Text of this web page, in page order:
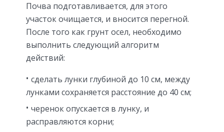
Почва подготавливается, для этого
участок очищается, и вносится перегной.
После того как грунт осел, необходимо
выполнить следующий алгоритм
действий:
сделать лунки глубиной до 10 см, между
лунками сохраняется расстояние до 40 см;
черенок опускается в лунку, и
расправляются корни;